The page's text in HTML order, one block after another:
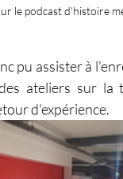
le podcast d'histoire
pu assister à
ateliers sur la
d'expérience.